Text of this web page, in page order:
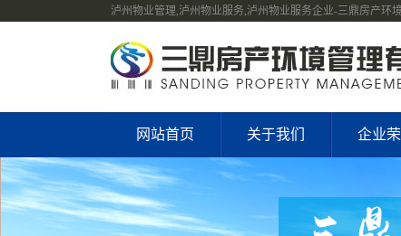
泸州物业管理,泸州物业服务,泸州物业服务企业-三鼎房产环
网站首页 关于我们
公司简介
企业